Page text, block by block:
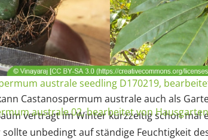
australe seedling D170219,
australe 02, bearbeitet von Hausgarten,
Castanospermum australe auch als
verträgt im Winter kurzzeitig schon mal
sollte unbedingt auf ständige Feuchtigkeit